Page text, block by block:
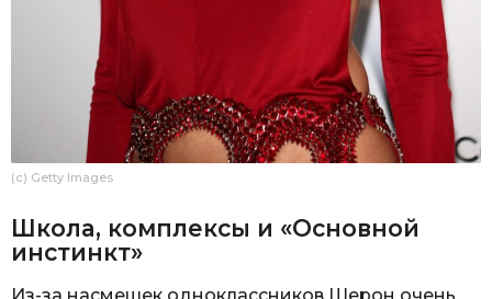
(c) Getty Images
Школа, комплексы и «Основной
инстинкт»